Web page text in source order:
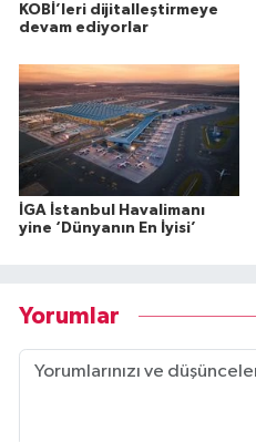
KOBİ’leri dijitalleştirmeye
devam ediyorlar
İGA İstanbul Havalimanı
yine ‘Dünyanın En İyisi’
Yorumlar